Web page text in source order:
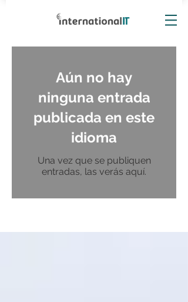
Aún no hay
ninguna entrada
publicada en este
idioma
Una vez que se publiquen
entradas, las verás aquí.